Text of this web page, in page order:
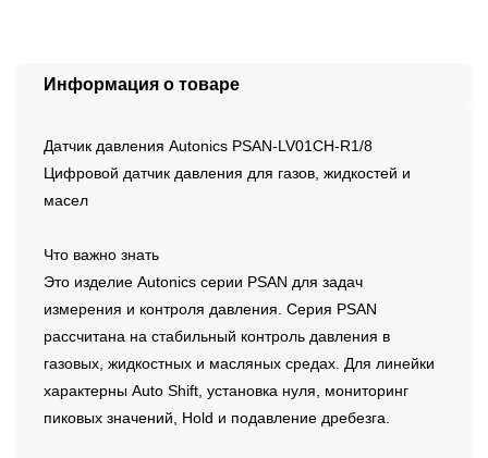
Информация о товаре
Датчик давления Autonics PSAN-LV01CH-R1/8
Цифровой датчик давления для газов, жидкостей и
масел
Что важно знать
Это изделие Autonics серии PSAN для задач
измерения и контроля давления. Серия PSAN
рассчитана на стабильный контроль давления в
газовых, жидкостных и масляных средах. Для линейки
характерны Auto Shift, установка нуля, мониторинг
пиковых значений, Hold и подавление дребезга.